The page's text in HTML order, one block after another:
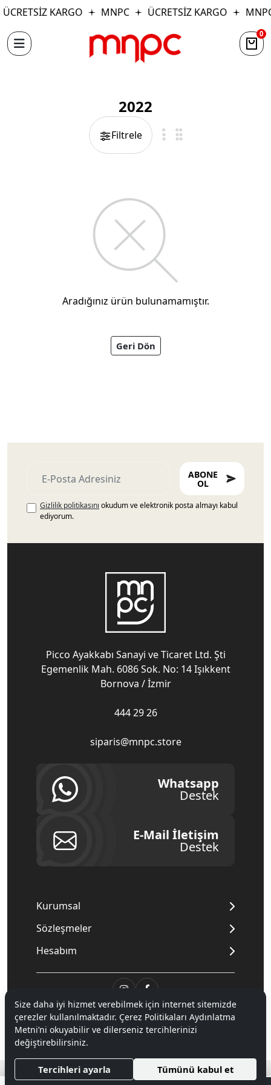
ÜCRETSİZ KARGO MNPC ÜCRETSİZ KARGO
0
2022
Filtrele
Aradığınız ürün bulunamamıştır.
Geri Dön
ABONE
OL
Gizlilik politikasını okudum ve elektronik posta almayı kabul
ediyorum.
Picco Ayakkabı Sanayi ve Ticaret Ltd. Şti
Egemenlik Mah. 6086 Sok. No: 14 Işıkkent
Bornova / İzmir
444 29 26
siparis@mnpc.store
Whatsapp
Destek
E-Mail İletişim
Destek
Kurumsal
Sözleşmeler
Hesabım
© 2020Mnpc. Tüm hakları saklıdır.
Hipotenüs Yeni Nesil E-Ticaret Sistemleri ile Hazırlanmıştır.
Size daha iyi hizmet verebilmek için internet sitemizde
çerezler kullanılmaktadır. Çerez Politikaları Aydınlatma
Metni’ni okuyabilir ve dilerseniz tercihlerinizi
değiştirebilirsiniz.
Tercihleri ayarla Tümünü kabul et